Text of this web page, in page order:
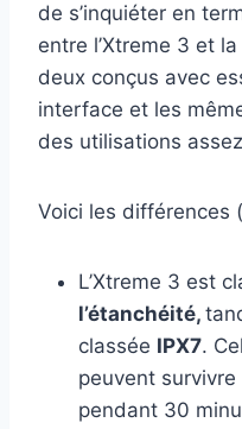
de s’inquiéter en
entre l’Xtreme 3 et
deux conçus avec
interface et les
des utilisations
Voici les différences
L’Xtreme 3 est
l’étanchéité,
classée IPX7.
peuvent survivre
pendant 30